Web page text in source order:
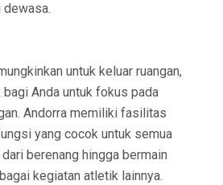
dewasa.
untuk keluar ruangan,
Anda untuk fokus pada
Andorra memiliki fasilitas
yang cocok untuk semua
berenang hingga bermain
kegiatan atletik lainnya.